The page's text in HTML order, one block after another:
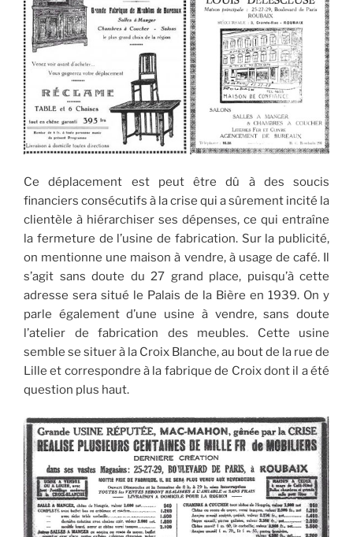
Ce déplacement est peut être dû à des soucis
financiers consécutifs à la crise qui a sûrement incité la
clientèle à hiérarchiser ses dépenses, ce qui entraîne
la fermeture de l’usine de fabrication. Sur la publicité,
on mentionne une maison à vendre, à usage de café. Il
s’agit sans doute du 27 grand place, puisqu’à cette
adresse sera situé le Palais de la Bière en 1939. On y
parle également d’une usine à vendre, sans doute
l’atelier de fabrication des meubles. Cette usine
semble se situer à la Croix Blanche, au bout de la rue de
Lille et correspondre à la fabrique de Croix dont il a été
question plus haut.